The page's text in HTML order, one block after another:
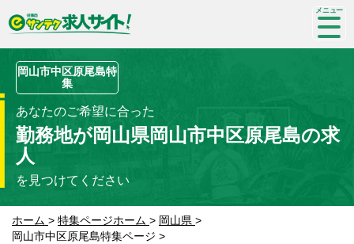
SP-
me
岡山市中区原尾島特
集
あなたのご希望に合った
勤務地が岡山県岡山市中区原尾島の求
人
を見つけてください
ホーム > 特集ページホーム > 岡山県 >
岡山市中区原尾島特集ページ >